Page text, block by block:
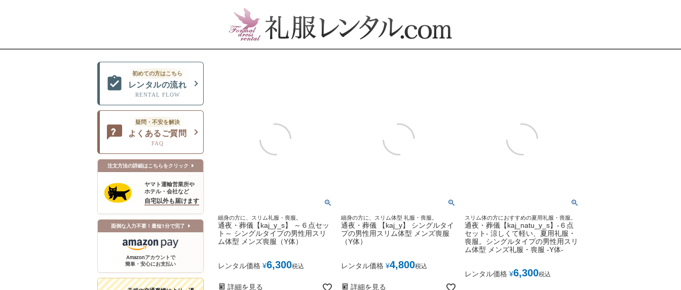
初めての方はこちら
レンタルの流れ
RENTAL FLOW
疑問・不安を解決
よくあるご質問
FAQ
注文方法の詳細はこちらをクリック
ヤマト運輸営業所や
ホテル・会社など
自宅以外も届けます
面倒な入力不要！最短1分で完了
Amazonアカウントで
簡単・安心にお支払い
細身の方に、スリム礼服・喪服。
通夜・葬儀【kaj_y_s】 ～６点セッ
ト～ シングルタイプの男性用スリ
ム体型 メンズ喪服（Y体）
レンタル価格 ¥6,300税込
詳細を見る
細身の方に、スリム体型 礼服・喪服。
通夜・葬儀 【kaj_y】 シングルタイ
プの男性用スリム体型 メンズ喪服
（Y体）
レンタル価格 ¥4,800税込
詳細を見る
スリム体の方におすすめの夏用礼服・喪服。
通夜・葬儀【kaj_natu_y_s】-６点
セット- 涼しくて軽い、夏用礼服・
喪服。シングルタイプの男性用スリ
ム体型 メンズ礼服・喪服 -Y体-
レンタル価格 ¥6,300税込